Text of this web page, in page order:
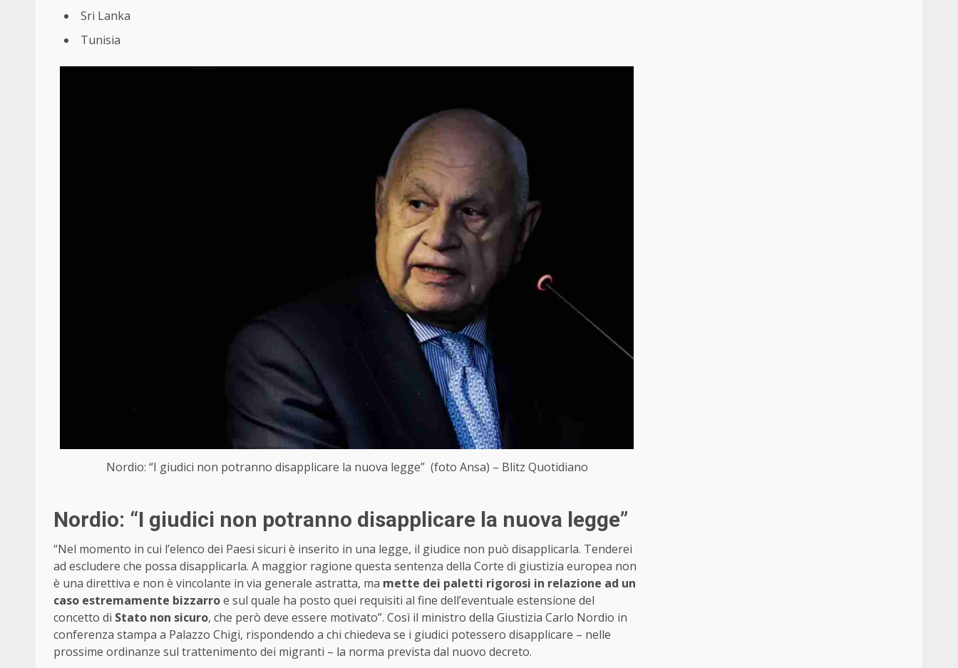
Sri Lanka
Tunisia
Nordio: “I giudici non potranno disapplicare la nuova legge” (foto Ansa) – Blitz Quotidiano
Nordio: “I giudici non potranno disapplicare la nuova legge”
“Nel momento in cui l’elenco dei Paesi sicuri è inserito in una legge, il giudice non può disapplicarla. Tenderei
ad escludere che possa disapplicarla. A maggior ragione questa sentenza della Corte di giustizia europea non
è una direttiva e non è vincolante in via generale astratta, ma mette dei paletti rigorosi in relazione ad un
caso estremamente bizzarroe sul quale ha posto quei requisiti al fine dell’eventuale estensione del
concetto di Stato non sicuro, che però deve essere motivato”. Così il ministro della Giustizia Carlo Nordio in
conferenza stampa a Palazzo Chigi, rispondendo a chi chiedeva se i giudici potessero disapplicare – nelle
prossime ordinanze sul trattenimento dei migranti – la norma prevista dal nuovo decreto.